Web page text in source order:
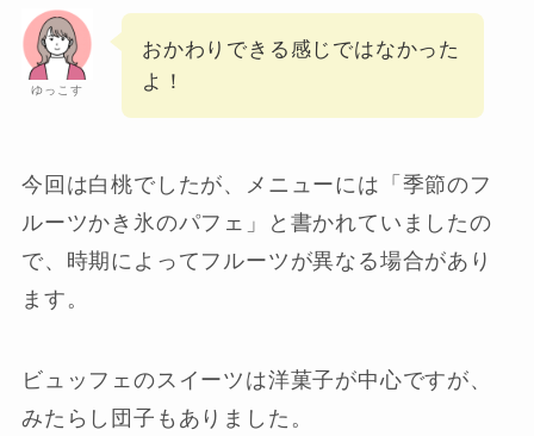
ゆっこす
おかわりできる感じではなかった
よ！
今回は白桃でしたが、メニューには「季節のフ
ルーツかき氷のパフェ」と書かれていましたの
で、時期によってフルーツが異なる場合があり
ます。
ビュッフェのスイーツは洋菓子が中心ですが、
みたらし団子もありました。